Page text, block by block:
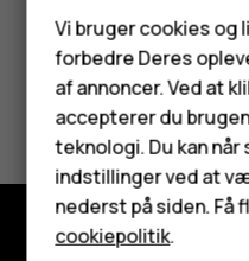
Feature-
Tilbehør
HMD Terra
Tablets
Synes du, dette
Ja Nej
Vi bruger cookies og
forbedre Deres
af annoncer. Ved at
accepterer du
teknologi. Du kan
indstillinger ved at
nederst på siden. Få
cookiepolitik.